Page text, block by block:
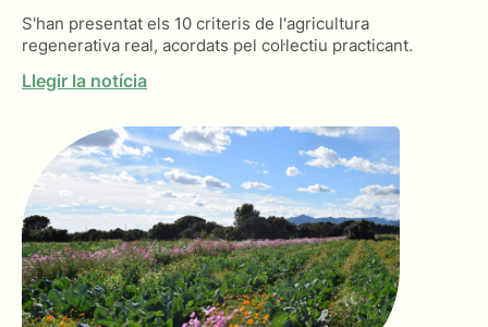
S'han presentat els 10 criteris de l'agricultura
regenerativa real, acordats pel col·lectiu practicant.
Llegir la notícia